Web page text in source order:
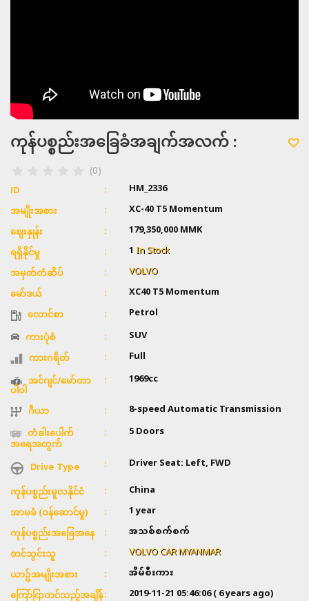
ကုန်ပစ္စည်းအခြေခံအချက်အလက် :
(0)
ID HM_2336
အမျိုးအစား XC-40 T5 Momentum
ဈေးနှုန်း 179,350,000 MMK
ရရှိနိုင်မှု 1In Stock
အမှတ်တံဆိပ် VOLVO
မော်ဒယ် XC40 T5 Momentum
လောင်စာ Petrol
ကားပုံစံ SUV
ကားဂရိတ် Full
အင်ဂျင်/မော်တာ
ပါဝါ
1969cc
ဂီယာ 8-speed Automatic Transmission
တံခါးပေါက်
အရေအတွက်
5 Doors
Drive Type Driver Seat: Left, FWD
ကုန်ပစ္စည်းမူလနိုင်ငံ China
အာမခံ (ဝန်ဆောင်မှု) 1 year
ကုန်ပစ္စည်းအခြေအနေ အသစ်စက်စက်
တင်သွင်းသူ VOLVO CAR MYANMAR
ယာဥ်အမျိုးအစား အိမ်စီးကား
ကြော်ငြာတင်သည့်အချိန် 2019-11-21 05:46:06( 6 years ago)